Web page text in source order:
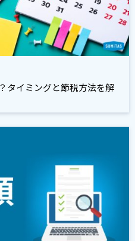
タイミングと節税方法を解